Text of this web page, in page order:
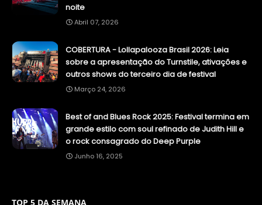
noite
Abril 07, 2026
COBERTURA - Lollapalooza Brasil 2026: Leia
sobre a apresentação do Turnstile, ativações e
outros shows do terceiro dia de festival
Março 24, 2026
Best of and Blues Rock 2025: Festival termina em
grande estilo com soul refinado de Judith Hill e
o rock consagrado do Deep Purple
Junho 16, 2025
TOP 5 DA SEMANA